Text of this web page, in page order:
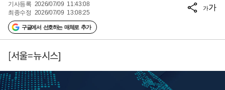
기사등록 2026/07/09 11:43:08
최종수정 2026/07/09 13:08:25
구글에서 선호하는 매체로 추가
가가
[서울=뉴시스]